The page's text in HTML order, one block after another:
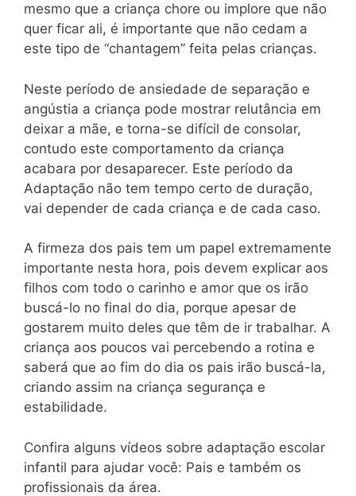
mesmo que a criança chore ou implore que não
quer ficar ali, é importante que não cedam a
este tipo de “chantagem” feita pelas crianças.
Neste período de ansiedade de separação e
angústia a criança pode mostrar relutância em
deixar a mãe, e torna-se difícil de consolar,
contudo este comportamento da criança
acabara por desaparecer. Este período da
Adaptação não tem tempo certo de duração,
vai depender de cada criança e de cada caso.
A firmeza dos pais tem um papel extremamente
importante nesta hora, pois devem explicar aos
filhos com todo o carinho e amor que os irão
buscá-lo no final do dia, porque apesar de
gostarem muito deles que têm de ir trabalhar. A
criança aos poucos vai percebendo a rotina e
saberá que ao fim do dia os pais irão buscá-la,
criando assim na criança segurança e
estabilidade.
Confira alguns vídeos sobre adaptação escolar
infantil para ajudar você: Pais e também os
profissionais da área.